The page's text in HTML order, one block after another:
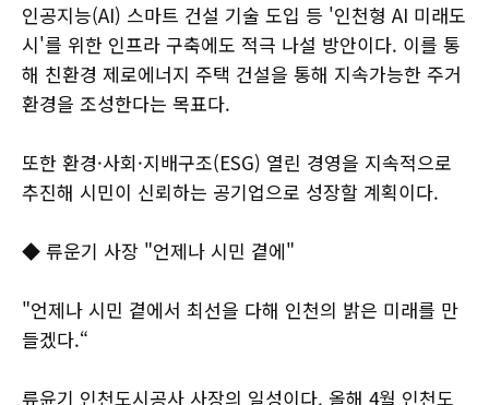
인공지능(AI) 스마트 건설 기술 도입 등 '인천형 AI 미래도
시'를 위한 인프라 구축에도 적극 나설 방안이다. 이를 통
해 친환경 제로에너지 주택 건설을 통해 지속가능한 주거
환경을 조성한다는 목표다.
또한 환경·사회·지배구조(ESG) 열린 경영을 지속적으로
추진해 시민이 신뢰하는 공기업으로 성장할 계획이다.
◆ 류운기 사장 "언제나 시민 곁에"
"언제나 시민 곁에서 최선을 다해 인천의 밝은 미래를 만
들겠다.“
류윤기 인천도시공사 사장의 일성이다. 올해 4월 인천도